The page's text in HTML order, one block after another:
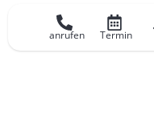
anrufen Termin